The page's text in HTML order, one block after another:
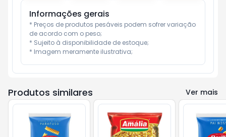
Informações gerais
* Preços de produtos pesáveis podem sofrer variação
de acordo com o peso;
* Sujeito à disponibilidade de estoque;
* Imagem meramente ilustrativa;
Produtos similares Ver mais